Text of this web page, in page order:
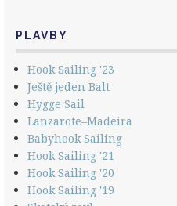
PLAVBY
Hook Sailing '23
Ještě jeden Balt
Hygge Sail
Lanzarote–Madeira
Babyhook Sailing
Hook Sailing '21
Hook Sailing '20
Hook Sailing '19